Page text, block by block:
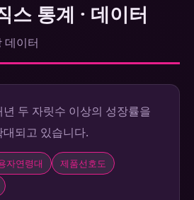
스 통계 · 데이터
데이터
두 자릿수 이상의 성장률을
되고 있습니다.
자연령대
제품선호도